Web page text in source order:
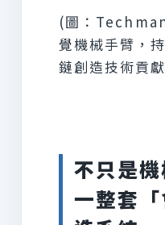
(圖：
覺機械手臂，
鏈創造技術貢
不只是
一整套